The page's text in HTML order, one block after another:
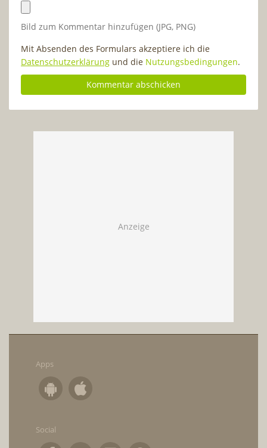
Bild zum Kommentar hinzufügen (JPG, PNG)
Mit Absenden des Formulars akzeptiere ich die
Datenschutzerklärung und die Nutzungsbedingungen.
Apps
Social